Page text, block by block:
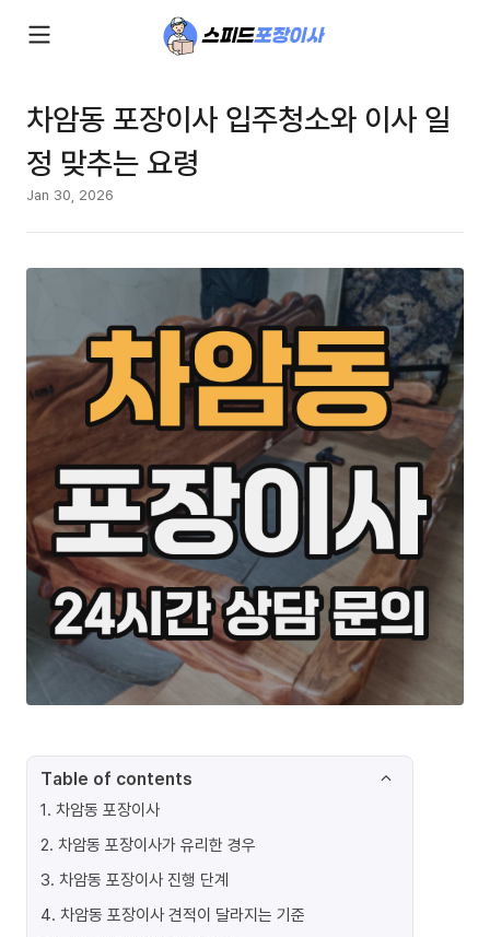
차암동 포장이사 입주청소와 이사 일
정 맞추는 요령
Jan 30, 2026
Table of contents
1. 차암동 포장이사
2. 차암동 포장이사가 유리한 경우
3. 차암동 포장이사 진행 단계
4. 차암동 포장이사 견적이 달라지는 기준